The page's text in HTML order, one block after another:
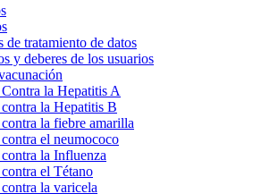
de tratamiento de datos
y deberes de los usuarios
la Hepatitis A
la Hepatitis B
la fiebre amarilla
el neumococo
la Influenza
el Tétano
la varicela